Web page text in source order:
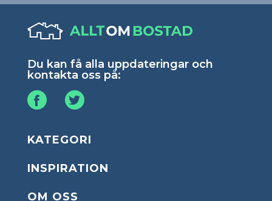
Du kan få alla uppdateringar och
kontakta oss på:
KATEGORI
INSPIRATION
OM OSS